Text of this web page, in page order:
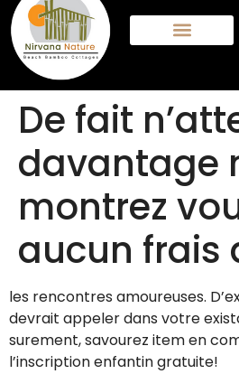
De fait
davantage
montrez
aucun frais
les rencontres amoureuses.
devrait appeler dans votre
surement, savourez item en
l’inscription enfantin gratuite!